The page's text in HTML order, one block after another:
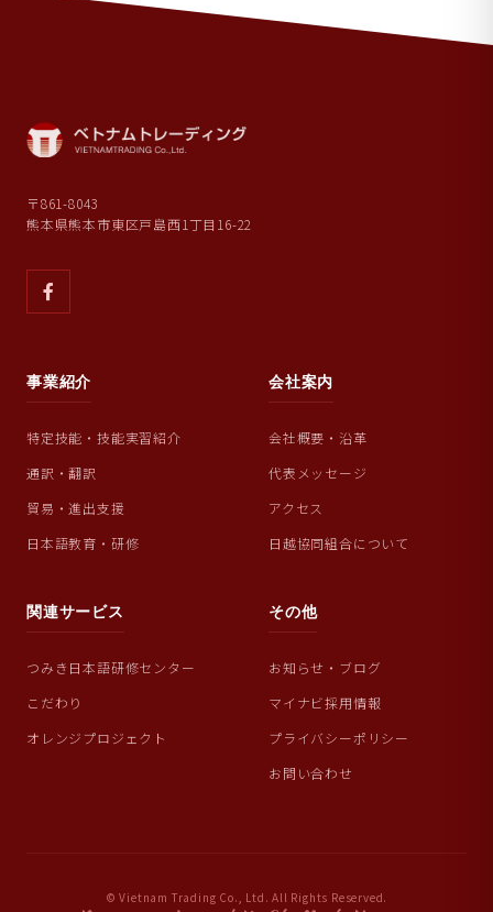
〒861-8043
熊本県熊本市東区戸島西1丁目16-22
事業紹介
特定技能・技能実習紹介
通訳・翻訳
貿易・進出支援
日本語教育・研修
会社案内
会社概要・沿革
代表メッセージ
アクセス
日越協同組合について
関連サービス
つみき日本語研修センター
こだわり
オレンジプロジェクト
その他
お知らせ・ブログ
マイナビ採用情報
プライバシーポリシー
お問い合わせ
© Vietnam Trading Co., Ltd. All Rights Reserved.